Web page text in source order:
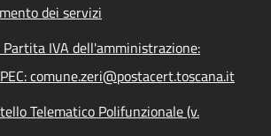
dei servizi
IVA dell'amministrazione:
comune.zeri@postacert.toscana.it
Telematico Polifunzionale (v.